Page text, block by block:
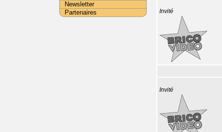
Invité
Invité
Newsletter
Partenaires